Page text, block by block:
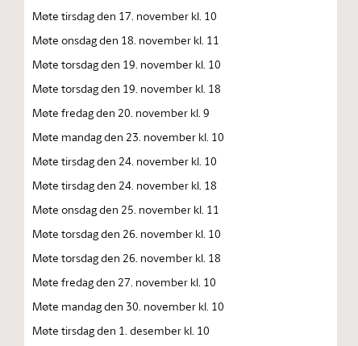
Møte tirsdag den 17. november kl. 10
Møte onsdag den 18. november kl. 11
Møte torsdag den 19. november kl. 10
Møte torsdag den 19. november kl. 18
Møte fredag den 20. november kl. 9
Møte mandag den 23. november kl. 10
Møte tirsdag den 24. november kl. 10
Møte tirsdag den 24. november kl. 18
Møte onsdag den 25. november kl. 11
Møte torsdag den 26. november kl. 10
Møte torsdag den 26. november kl. 18
Møte fredag den 27. november kl. 10
Møte mandag den 30. november kl. 10
Møte tirsdag den 1. desember kl. 10